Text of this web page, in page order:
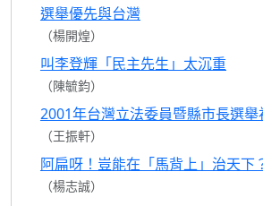
選舉優先與台灣
（楊開煌）
叫李登輝「民主先生」太沉重
（陳毓鈞）
2001年台灣立法委員暨縣市長選舉
（王振軒）
阿扁呀！豈能在「馬背上」治天下
（楊志誠）